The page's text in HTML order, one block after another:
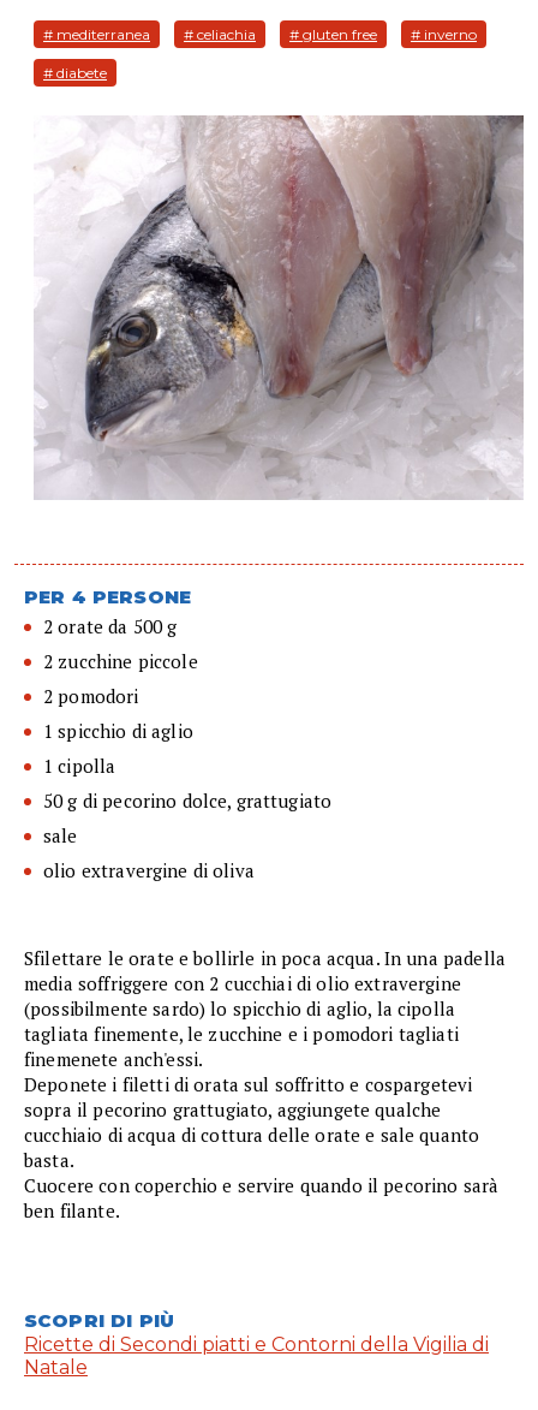
# mediterranea # celiachia # gluten free # inverno
# diabete
PER 4 PERSONE
2 orate da 500 g
2 zucchine piccole
2 pomodori
1 spicchio di aglio
1 cipolla
50 g di pecorino dolce, grattugiato
sale
olio extravergine di oliva
Sfilettare le orate e bollirle in poca acqua. In una padella
media soffriggere con 2 cucchiai di olio extravergine
(possibilmente sardo) lo spicchio di aglio, la cipolla
tagliata finemente, le zucchine e i pomodori tagliati
finemenete anch'essi.
Deponete i filetti di orata sul soffritto e cospargetevi
sopra il pecorino grattugiato, aggiungete qualche
cucchiaio di acqua di cottura delle orate e sale quanto
basta.
Cuocere con coperchio e servire quando il pecorino sarà
ben filante.
SCOPRI DI PIÙ
Ricette di Secondi piatti e Contorni della Vigilia di
Natale